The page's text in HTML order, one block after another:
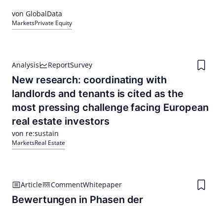
von GlobalData
MarketsPrivate Equity
Analysis ReportSurvey
New research: coordinating with
landlords and tenants is cited as the
most pressing challenge facing European
real estate investors
von re:sustain
MarketsReal Estate
Article CommentWhitepaper
Bewertungen in Phasen der